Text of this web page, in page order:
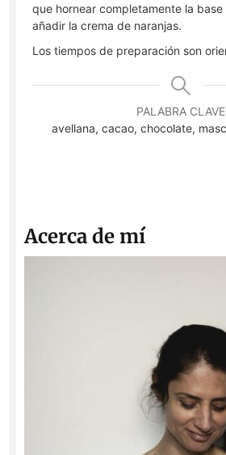
que hornear completamente la
añadir la crema de naranjas.
Los tiempos de preparación son
PALABRA CLAVE
avellana, cacao, chocolate,
Acerca de mí